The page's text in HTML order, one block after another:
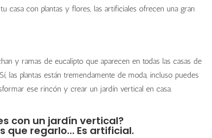
casa con plantas y flores, las artificiales ofrecen una gran
y ramas de eucalipto que aparecen en todas las casas de
las plantas están tremendamente de moda, incluso puedes
ese rincón y crear un jardín vertical en casa.
con un jardín vertical?
que regarlo… Es artificial.